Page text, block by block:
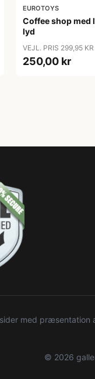
EUROTOYS
Coffee shop med
lyd
VEJL. PRIS 299,95 KR
250,00 kr
med
© 2026